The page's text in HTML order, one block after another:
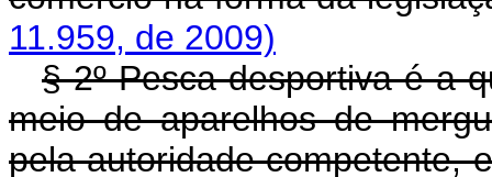
11.959, de 2009)
§ 2º Pesca desportiva é a
meio de aparelhos de
pela autoridade competente,